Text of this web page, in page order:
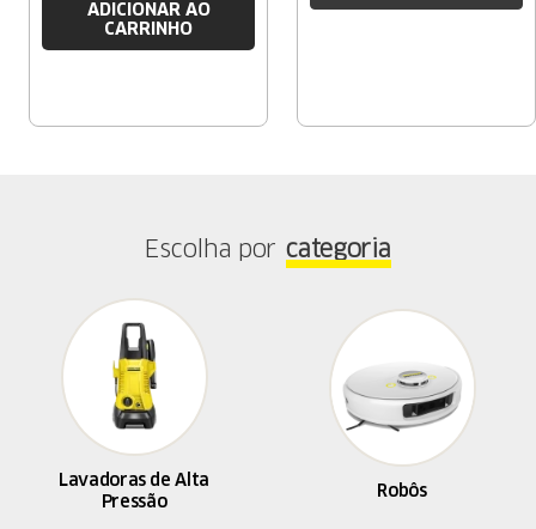
ADICIONAR AO
CARRINHO
Escolha por categoria
Lavadoras de Alta
Pressão
Robôs